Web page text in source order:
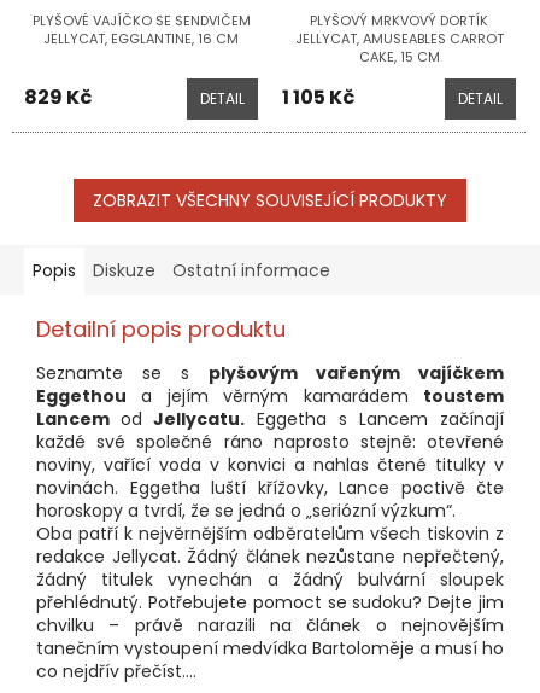
PLYŠOVÉ VAJÍČKO SE SENDVIČEM
JELLYCAT, EGGLANTINE, 16 CM
829 Kč DETAIL
PLYŠOVÝ MRKVOVÝ DORTÍK
JELLYCAT, AMUSEABLES CARROT
CAKE, 15 CM
1 105 Kč DETAIL
ZOBRAZIT VŠECHNY SOUVISEJÍCÍ PRODUKTY
Popis Diskuze Ostatní informace
Detailní popis produktu
Seznamte se s plyšovým vařeným vajíčkem
Eggethou a jejím věrným kamarádem toustem
Lancem od Jellycatu. Eggetha s Lancem začínají
každé své společné ráno naprosto stejně: otevřené
noviny, vařící voda v konvici a nahlas čtené titulky v
novinách. Eggetha luští křížovky, Lance poctivě čte
horoskopy a tvrdí, že se jedná o „seriózní výzkum“.
Oba patří k nejvěrnějším odběratelům všech tiskovin z
redakce Jellycat. Žádný článek nezůstane nepřečtený,
žádný titulek vynechán a žádný bulvární sloupek
přehlédnutý. Potřebujete pomoct se sudoku? Dejte jim
chvilku – právě narazili na článek o nejnovějším
tanečním vystoupení medvídka Bartoloměje a musí ho
co nejdřív přečíst....